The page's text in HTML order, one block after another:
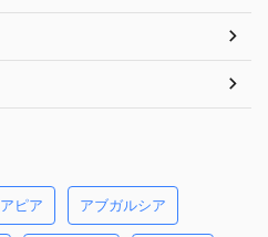
アピア アブガルシア